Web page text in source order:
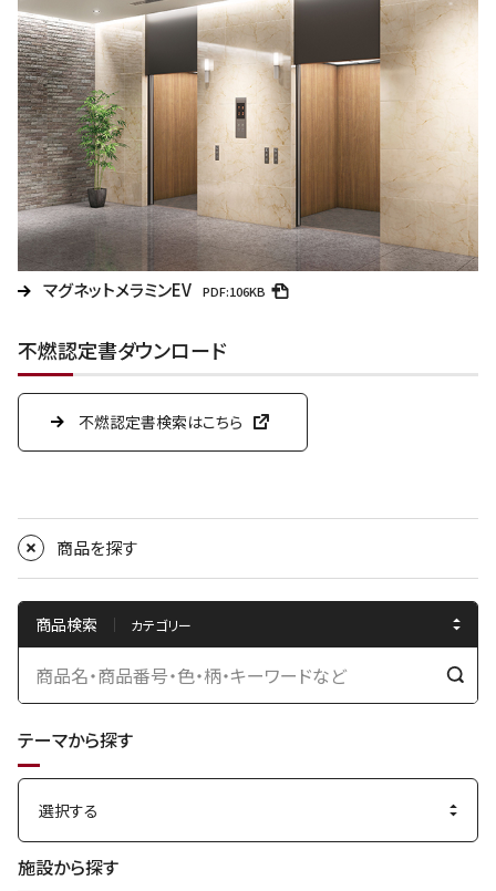
マグネットメラミンEV PDF:106KB
不燃認定書ダウンロード
不燃認定書検索はこちら
商品を探す
商品検索
検
テーマから探す
施設から探す